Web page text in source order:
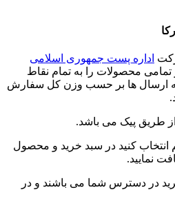
اداره پست جمهوری اسلامی
محصولات را به تمام نقاط
ارسال ها بر حسب وزن کل سفارش
طریق پیک می باشد.
کنید در سبد خرید و محصول
نمایید.
در دسترس شما می باشند و در